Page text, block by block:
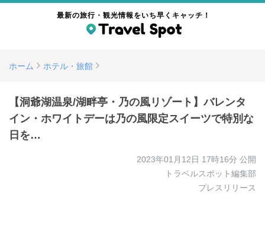
最新の旅行・観光情報をいち早くキャッチ！
ホーム ホテル・旅館
【洞爺湖温泉/湖畔亭・乃の風リゾート】バレンタ
イン・ホワイトデーは乃の風限定スイーツで特別な
日を…
2023年01月12日 17時16分 公開
トラベルスポット編集部
プレスリリース